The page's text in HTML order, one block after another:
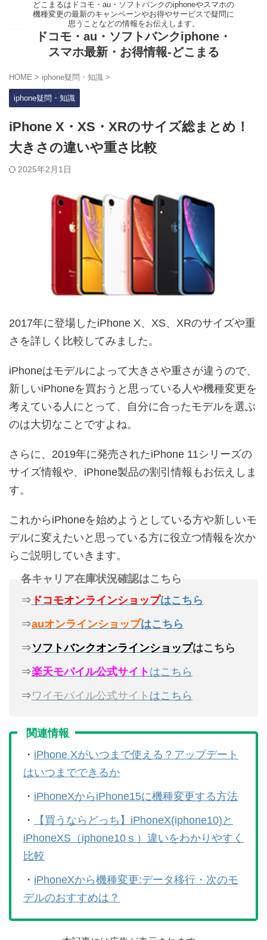
どこまるはドコモ・au・ソフトバンクのiphoneやスマホの
機種変更の最新のキャンペーンやお得やサービスで疑問に
思うことなどの情報をお伝えします。
ドコモ・au・ソフトバンクiphone・
スマホ最新・お得情報-どこまる
HOME > iphone疑問・知識 >
iphone疑問・知識
iPhone X・XS・XRのサイズ総まとめ！
大きさの違いや重さ比較
2025年2月1日
2017年に登場したiPhone X、XS、XRのサイズや重
さを詳しく比較してみました。
iPhoneはモデルによって大きさや重さが違うので、
新しいiPhoneを買おうと思っている人や機種変更を
考えている人にとって、自分に合ったモデルを選ぶ
のは大切なことですよね。
さらに、2019年に発売されたiPhone 11シリーズの
サイズ情報や、iPhone製品の割引情報もお伝えしま
す。
これからiPhoneを始めようとしている方や新しいモ
デルに変えたいと思っている方に役立つ情報を次か
らご説明していきます。
各キャリア在庫状況確認はこちら
⇒ ドコモオンラインショップはこちら
⇒auオンラインショップはこちら
⇒ソフトバンクオンラインショップはこちら
⇒楽天モバイル公式サイト はこちら
⇒ワイモバイル公式サイト はこちら
関連情報
・ iPhone Xがいつまで使える？アップデート
はいつまでできるか
・ iPhoneXからiPhone15に機種変更する方法
・
【買うならどっち】iPhoneX(iphone10)と
iPhoneXS（iphone10ｓ）違いをわかりやすく
比較
・ iPhoneXから機種変更:データ移行・次のモ
デルのおすすめは？